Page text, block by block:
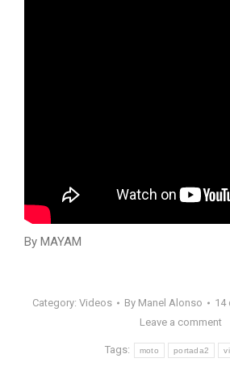
By MAYAM
Category: Videos By Manel Alonso
14
Leave a comment
Tags: moto portada2